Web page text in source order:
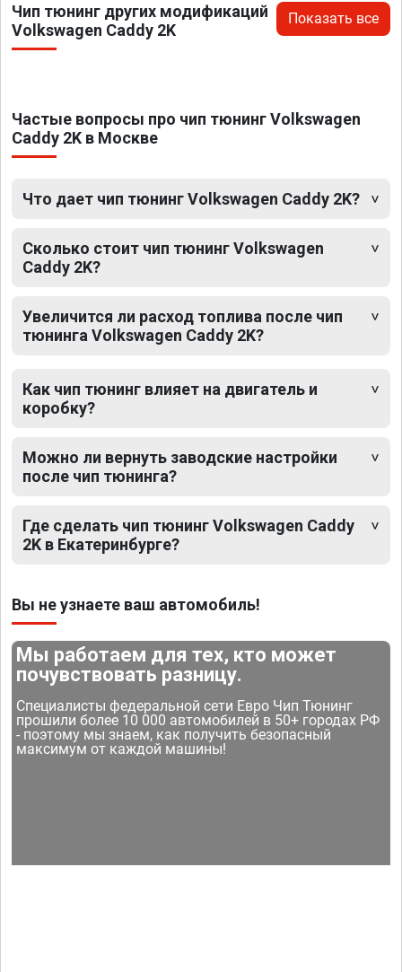
Чип тюнинг других модификаций
Volkswagen Caddy 2K
Показать все
Частые вопросы про чип тюнинг Volkswagen
Caddy 2K в Москве
Что дает чип тюнинг Volkswagen Caddy 2K?
Сколько стоит чип тюнинг Volkswagen
Caddy 2K?
Увеличится ли расход топлива после чип
тюнинга Volkswagen Caddy 2K?
Как чип тюнинг влияет на двигатель и
коробку?
Можно ли вернуть заводские настройки
после чип тюнинга?
Где сделать чип тюнинг Volkswagen Caddy
2K в Екатеринбурге?
Вы не узнаете ваш автомобиль!
Мы работаем для тех, кто может
почувствовать разницу.
Специалисты федеральной сети Евро Чип Тюнинг
прошили более 10 000 автомобилей в 50+ городах РФ
- поэтому мы знаем, как получить безопасный
максимум от каждой машины!